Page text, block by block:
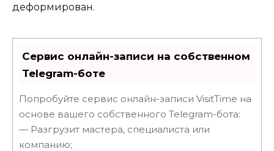
деформирован.
Сервис онлайн-записи на собственном
Telegram-боте
Попробуйте сервис онлайн-записи VisitTime на
основе вашего собственного Telegram-бота:
— Разгрузит мастера, специалиста или
компанию;